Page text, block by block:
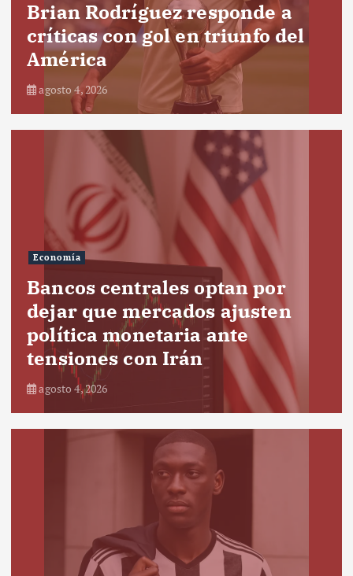
Brian Rodríguez responde a
críticas con gol en triunfo del
América
agosto 4, 2026
Economía
Bancos centrales optan por
dejar que mercados ajusten
política monetaria ante
tensiones con Irán
agosto 4, 2026